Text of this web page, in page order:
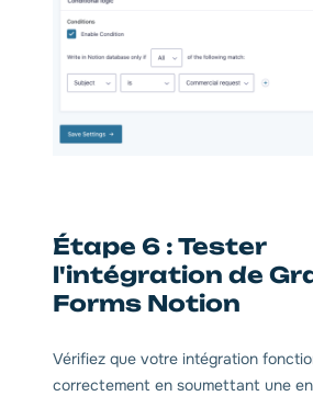
Étape 6 : Tester
l'intégration de
Forms Notion
Vérifiez que votre intégration
correctement en soumettant une